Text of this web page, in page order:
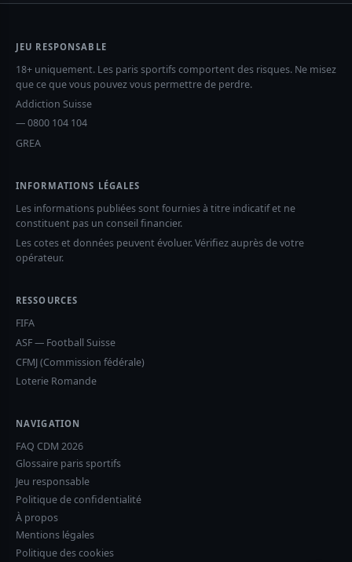
JEU RESPONSABLE
18+ uniquement. Les paris sportifs comportent des risques. Ne misez
que ce que vous pouvez vous permettre de perdre.
Addiction Suisse
— 0800 104 104
GREA
INFORMATIONS LÉGALES
Les informations publiées sont fournies à titre indicatif et ne
constituent pas un conseil financier.
Les cotes et données peuvent évoluer. Vérifiez auprès de votre
opérateur.
RESSOURCES
FIFA
ASF — Football Suisse
CFMJ (Commission fédérale)
Loterie Romande
NAVIGATION
FAQ CDM 2026
Glossaire paris sportifs
Jeu responsable
Politique de confidentialité
À propos
Mentions légales
Politique des cookies